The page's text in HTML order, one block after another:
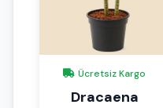
Ücretsiz Kargo
Dracaena